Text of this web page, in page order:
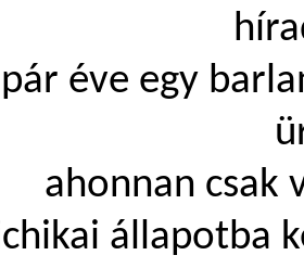
éve egy
ahonnan csak
állapotba